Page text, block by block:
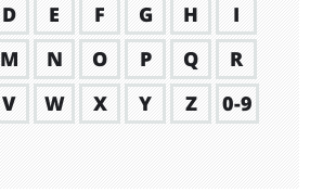
D E F G H
I
M N O P Q
R
V W X Y Z
0-9